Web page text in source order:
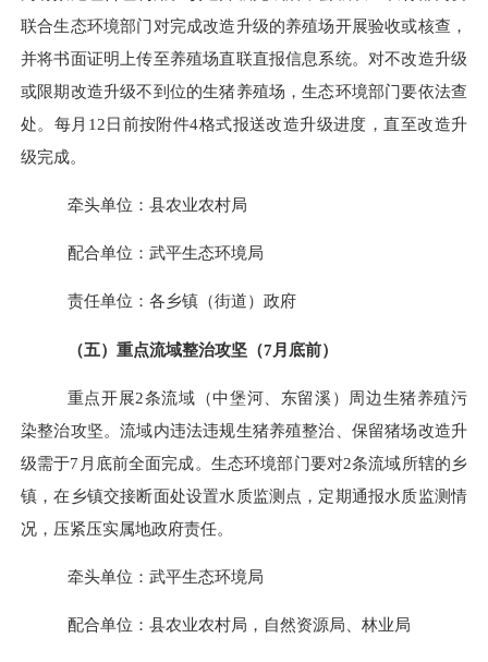
联合生态环境部门对完成改造升级的养殖场开展验收或核查，
并将书面证明上传至养殖场直联直报信息系统。 对不改造升级
或限期改造升级不到位的生猪养殖场，生态环境部门要依法查
处。 每月 12日前按附件4格式报送改造升级进度，直至改造升
级完成。
牵头单位：县农业农村局
配合单位：武平生态环境局
责任单位：各乡镇（街道）政府
（五）重点流域整治攻坚（7 月底前）
重点开展2条流域（中堡河、东留溪）周边生猪养殖污
染整治攻坚。流域内违法违规生猪养殖整治、保留猪场改造升
级需于7 月底前全面完成。生态环境部门要对2条流域所辖的乡
镇，在乡镇交接断面处设置水质监测点，定期通报水质监测情
况，压紧压实属地政府责任。
牵头单位：武平生态环境局
配合单位：县农业农村局，自然资源局、林业局